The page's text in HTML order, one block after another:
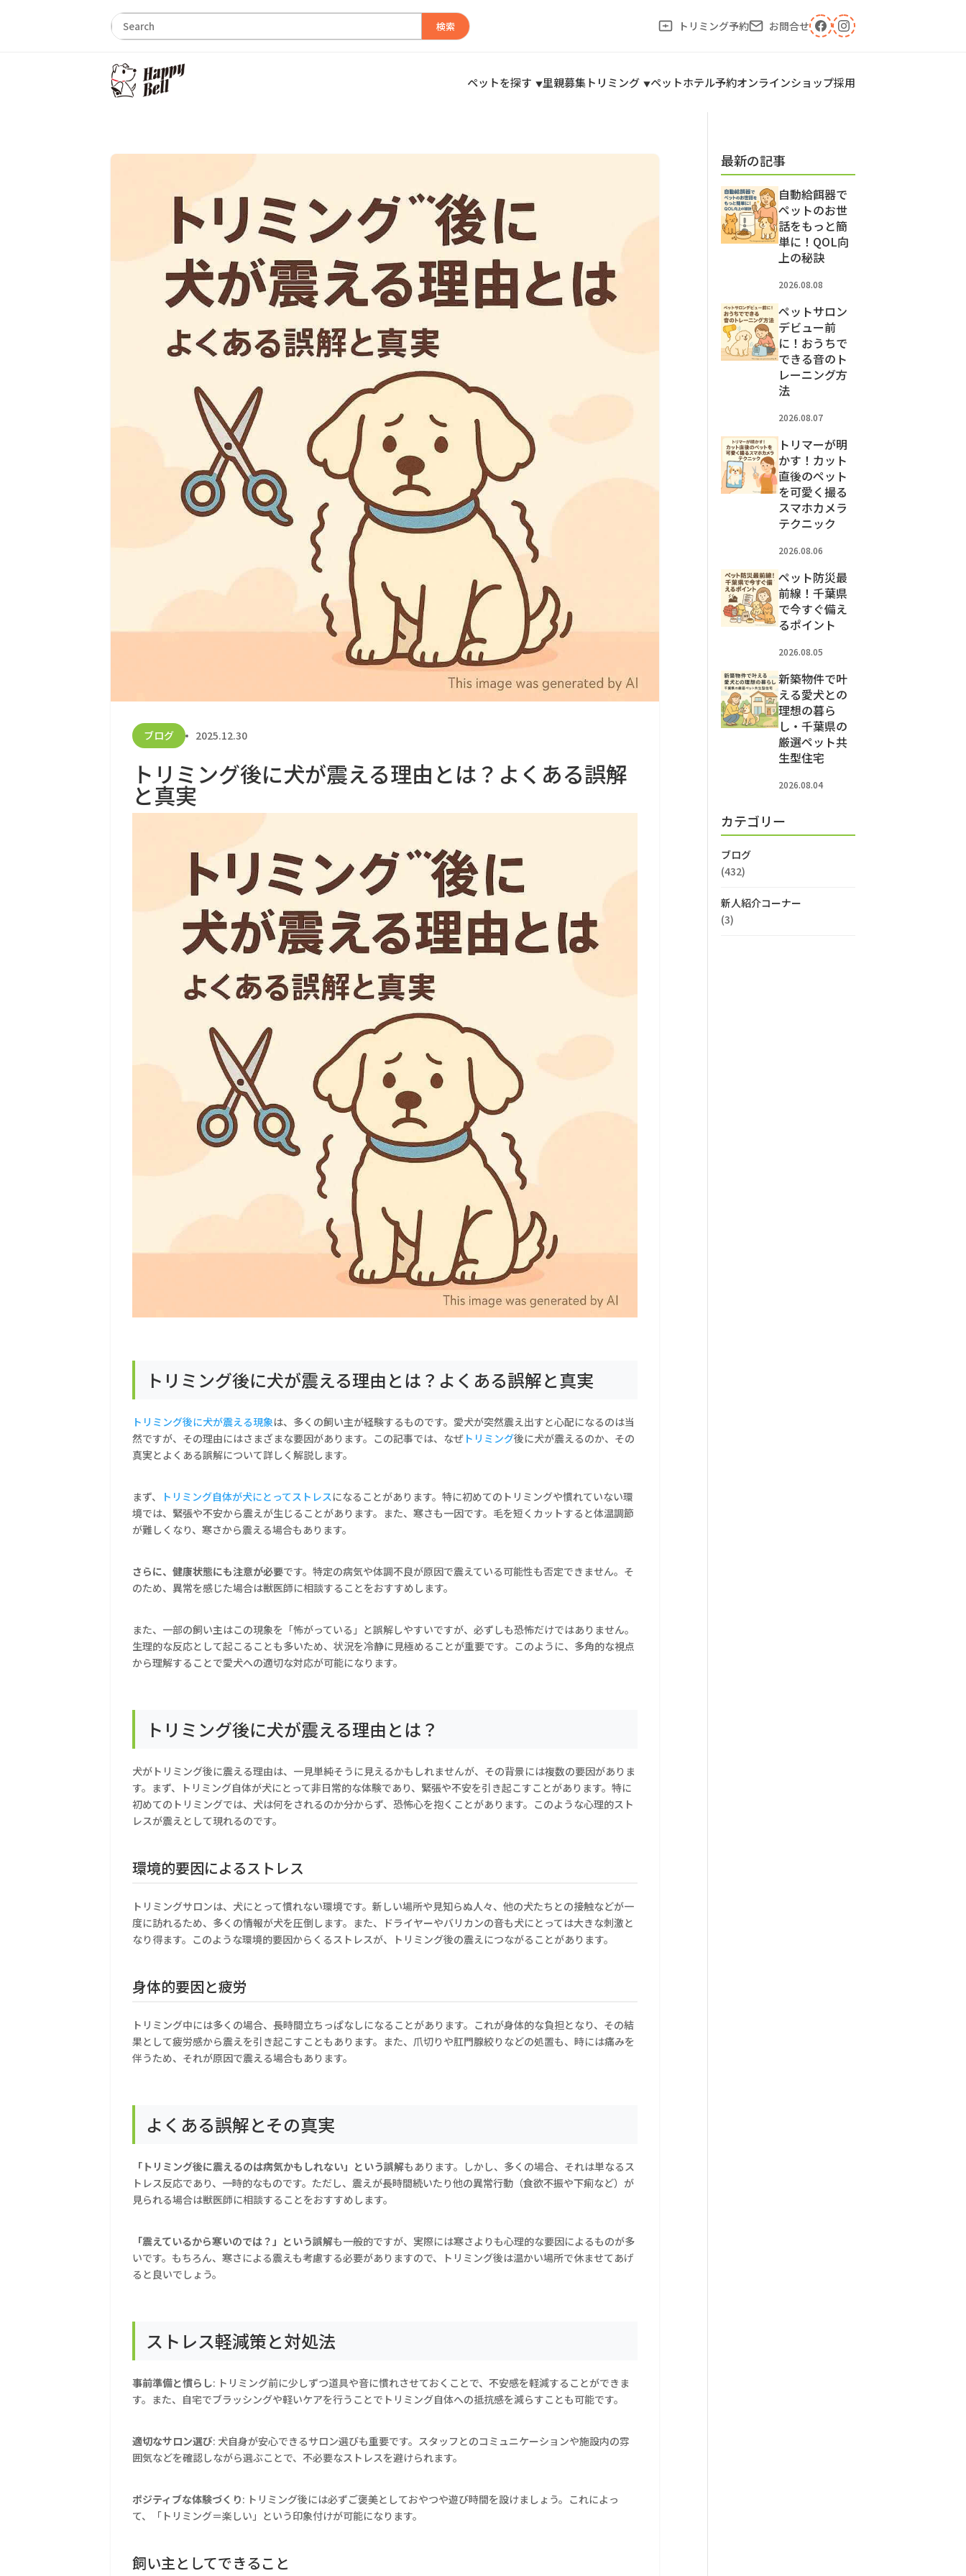
検索 トリミング予約 お問合せ
ペットを探す 里親募集トリミング ペットホテル予約オンラインショップ採用
ブログ 2025.12.30
トリミング後に犬が震える理由とは？よくある誤解
と真実
トリミング後に犬が震える理由とは？よくある誤解と真実
トリミング後に犬が震える現象は、多くの飼い主が経験するものです。愛犬が突然震え出すと心配になるのは当
然ですが、その理由にはさまざまな要因があります。この記事では、なぜ トリミング後に犬が震えるのか、その
真実とよくある誤解について詳しく解説します。
まず、 トリミング自体が犬にとってストレスになることがあります。特に初めてのトリミングや慣れていない環
境では、緊張や不安から震えが生じることがあります。また、寒さも一因です。毛を短くカットすると体温調節
が難しくなり、寒さから震える場合もあります。
さらに、健康状態にも注意が必要です。特定の病気や体調不良が原因で震えている可能性も否定できません。そ
のため、異常を感じた場合は獣医師に相談することをおすすめします。
また、一部の飼い主はこの現象を「怖がっている」と誤解しやすいですが、必ずしも恐怖だけではありません。
生理的な反応として起こることも多いため、状況を冷静に見極めることが重要です。このように、多角的な視点
から理解することで愛犬への適切な対応が可能になります。
トリミング後に犬が震える理由とは？
犬がトリミング後に震える理由は、一見単純そうに見えるかもしれませんが、その背景には複数の要因がありま
す。まず、トリミング自体が犬にとって非日常的な体験であり、緊張や不安を引き起こすことがあります。特に
初めてのトリミングでは、犬は何をされるのか分からず、恐怖心を抱くことがあります。このような心理的スト
レスが震えとして現れるのです。
環境的要因によるストレス
トリミングサロンは、犬にとって慣れない環境です。新しい場所や見知らぬ人々、他の犬たちとの接触などが一
度に訪れるため、多くの情報が犬を圧倒します。また、ドライヤーやバリカンの音も犬にとっては大きな刺激と
なり得ます。このような環境的要因からくるストレスが、トリミング後の震えにつながることがあります。
身体的要因と疲労
トリミング中には多くの場合、長時間立ちっぱなしになることがあります。これが身体的な負担となり、その結
果として疲労感から震えを引き起こすこともあります。また、爪切りや肛門腺絞りなどの処置も、時には痛みを
伴うため、それが原因で震える場合もあります。
よくある誤解とその真実
「トリミング後に震えるのは病気かもしれない」という誤解もあります。しかし、多くの場合、それは単なるス
トレス反応であり、一時的なものです。ただし、震えが長時間続いたり他の異常行動（食欲不振や下痢など）が
見られる場合は獣医師に相談することをおすすめします。
「震えているから寒いのでは？」という誤解も一般的ですが、実際には寒さよりも心理的な要因によるものが多
いです。もちろん、寒さによる震えも考慮する必要がありますので、トリミング後は温かい場所で休ませてあげ
ると良いでしょう。
ストレス軽減策と対処法
事前準備と慣らし: トリミング前に少しずつ道具や音に慣れさせておくことで、不安感を軽減することができま
す。また、自宅でブラッシングや軽いケアを行うことでトリミング自体への抵抗感を減らすことも可能です。
適切なサロン選び: 犬自身が安心できるサロン選びも重要です。スタッフとのコミュニケーションや施設内の雰
囲気などを確認しながら選ぶことで、不必要なストレスを避けられます。
ポジティブな体験づくり: トリミング後には必ずご褒美としておやつや遊び時間を設けましょう。これによっ
て、「トリミング＝楽しい」という印象付けが可能になります。
飼い主としてできること
最新の記事
自動給餌器で
ペットのお世
話をもっと簡
単に！QOL向
上の秘訣
2026.08.08
ペットサロン
デビュー前
に！おうちで
できる音のト
レーニング方
法
2026.08.07
トリマーが明
かす！カット
直後のペット
を可愛く撮る
スマホカメラ
テクニック
2026.08.06
ペット防災最
前線！千葉県
で今すぐ備え
るポイント
2026.08.05
新築物件で叶
える愛犬との
理想の暮ら
し・千葉県の
厳選ペット共
生型住宅
2026.08.04
カテゴリー
ブログ
(432)
新人紹介コーナー
(3)